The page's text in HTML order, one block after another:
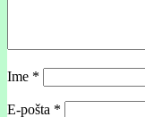
Ime *
E-pošta *